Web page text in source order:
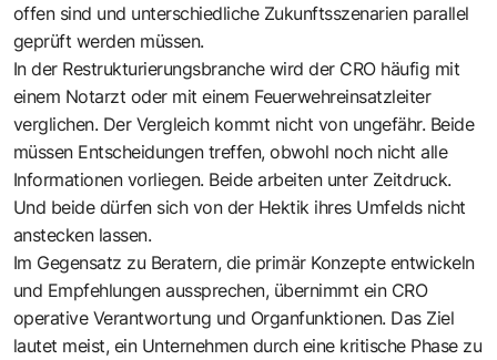
offen sind und unterschiedliche Zukunftsszenarien parallel
geprüft werden müssen.
In der Restrukturierungsbranche wird der CRO häufig mit
einem Notarzt oder mit einem Feuerwehreinsatzleiter
verglichen. Der Vergleich kommt nicht von ungefähr. Beide
müssen Entscheidungen treffen, obwohl noch nicht alle
Informationen vorliegen. Beide arbeiten unter Zeitdruck.
Und beide dürfen sich von der Hektik ihres Umfelds nicht
anstecken lassen.
Im Gegensatz zu Beratern, die primär Konzepte entwickeln
und Empfehlungen aussprechen, übernimmt ein CRO
operative Verantwortung und Organfunktionen. Das Ziel
lautet meist, ein Unternehmen durch eine kritische Phase zu